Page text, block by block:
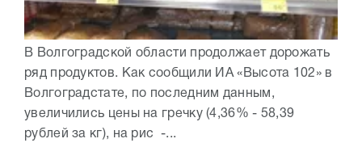
В Волгоградской области продолжает дорожать
ряд продуктов. Как сообщили ИА «Высота 102» в
Волгоградстате, по последним данным,
увеличились цены на гречку (4,36% - 58,39
рублей за кг), на рис -...